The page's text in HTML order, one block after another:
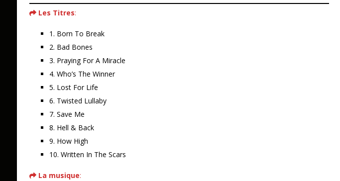
Les Titres:
1. Born To Break
2. Bad Bones
3. Praying For A Miracle
4. Who’s The Winner
5. Lost For Life
6. Twisted Lullaby
7. Save Me
8. Hell & Back
9. How High
10. Written In The Scars
La musique: